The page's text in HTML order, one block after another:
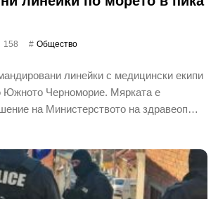
158 Общество
линейки с медицински екипи
Южното Черноморие. Мярката е
на Министерството на здравеоп…